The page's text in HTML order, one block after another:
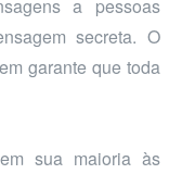
a pessoas
secreta. O
garante que toda
sua maioria às